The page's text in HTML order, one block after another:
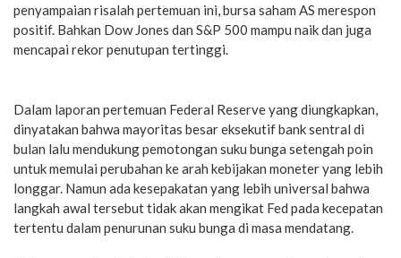
penyampaian risalah pertemuan ini, bursa saham AS merespon
positif. Bahkan Dow Jones dan S&P 500 mampu naik dan juga
mencapai rekor penutupan tertinggi.
Dalam laporan pertemuan Federal Reserve yang diungkapkan,
dinyatakan bahwa mayoritas besar eksekutif bank sentral di
bulan lalu mendukung pemotongan suku bunga setengah poin
untuk memulai perubahan ke arah kebijakan moneter yang lebih
longgar. Namun ada kesepakatan yang lebih universal bahwa
langkah awal tersebut tidak akan mengikat Fed pada kecepatan
tertentu dalam penurunan suku bunga di masa mendatang.